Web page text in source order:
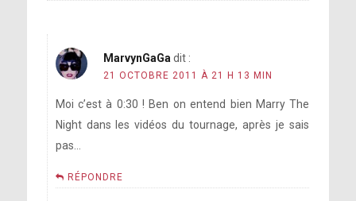
MarvynGaGa dit :
21 OCTOBRE 2011 À 21 H 13 MIN
Moi c’est à 0:30 ! Ben on entend bien Marry The
Night dans les vidéos du tournage, après je sais
pas…
RÉPONDRE